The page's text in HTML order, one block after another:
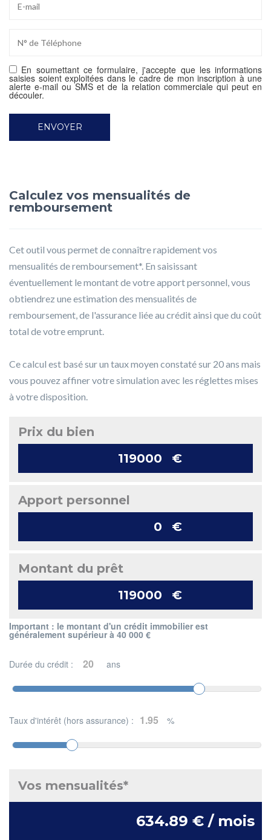
En soumettant ce formulaire, j'accepte que les informations
saisies soient exploitées dans le cadre de mon inscription à une
alerte e-mail ou SMS et de la relation commerciale qui peut en
découler.
Calculez vos mensualités de
remboursement
Cet outil vous permet de connaître rapidement vos
mensualités de remboursement*. En saisissant
éventuellement le montant de votre apport personnel, vous
obtiendrez une estimation des mensualités de
remboursement, de l'assurance liée au crédit ainsi que du coût
total de votre emprunt.
Ce calcul est basé sur un taux moyen constaté sur 20 ans mais
vous pouvez affiner votre simulation avec les réglettes mises
à votre disposition.
Prix du bien
€
Apport personnel
€
Montant du prêt
€
Important : le montant d'un crédit immobilier est
généralement supérieur à 40 000 €
Durée du crédit : ans
Taux d'intérêt (hors assurance) : %
Vos mensualités*
634.89 € / mois